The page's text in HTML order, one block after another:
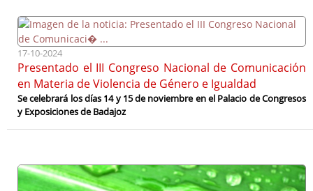
17-10-2024
Presentado el III Congreso Nacional de Comunicación
en Materia de Violencia de Género e Igualdad
Se celebrará los días 14 y 15 de noviembre en el Palacio de Congresos
y Exposiciones de Badajoz